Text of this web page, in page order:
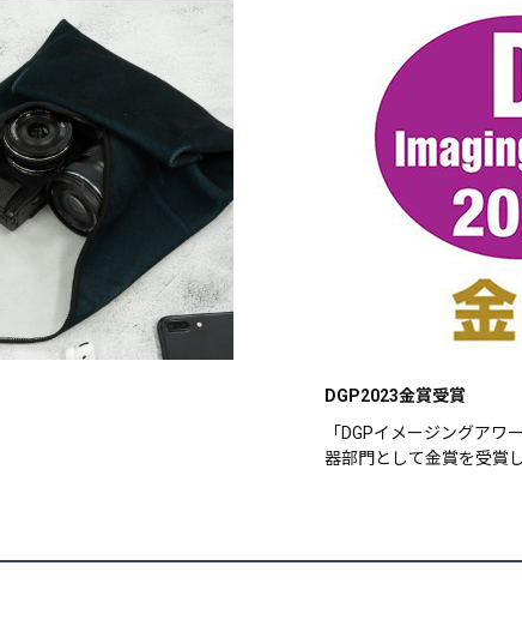
DGP2023金賞受賞
「DGPイメージングアワ
器部門として金賞を受賞